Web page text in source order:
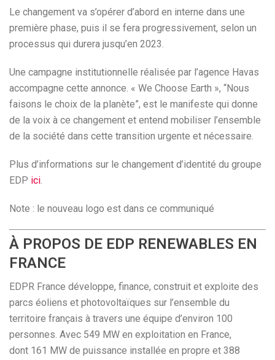
Le changement va s’opérer d’abord en interne dans une
première phase, puis il se fera progressivement, selon un
processus qui durera jusqu’en 2023.
Une campagne institutionnelle réalisée par l’agence Havas
accompagne cette annonce. « We Choose Earth », “Nous
faisons le choix de la planète”, est le manifeste qui donne
de la voix à ce changement et entend mobiliser l’ensemble
de la société dans cette transition urgente et nécessaire.
Plus d’informations sur le changement d’identité du groupe
EDP ici.
Note : le nouveau logo est dans ce communiqué
À PROPOS DE EDP RENEWABLES EN
FRANCE
EDPR France développe, finance, construit et exploite des
parcs éoliens et photovoltaïques sur l’ensemble du
territoire français à travers une équipe d’environ 100
personnes. Avec 549 MW en exploitation en France,
dont 161 MW de puissance installée en propre et 388